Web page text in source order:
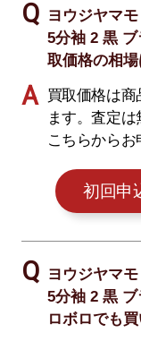
ヨウジヤマ
5分袖 2 黒
取価格の相
買取価格は商
ます。査定
こちらからお
初回申
ヨウジヤマ
5分袖 2 黒
ロボロでも